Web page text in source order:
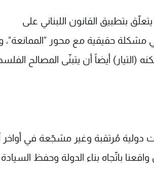
بتطبيق القانون اللبناني على
حقيقية مع محور "الممانعة"،
(التيار) أيضاً أن يتبنّى المصالح
دولية مُرتقبة وغير مشجّعة في
باتّجاه بناء الدولة وحفظ السيادة